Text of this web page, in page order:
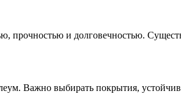
прочностью и долговечностью.
Важно выбирать покрытия,